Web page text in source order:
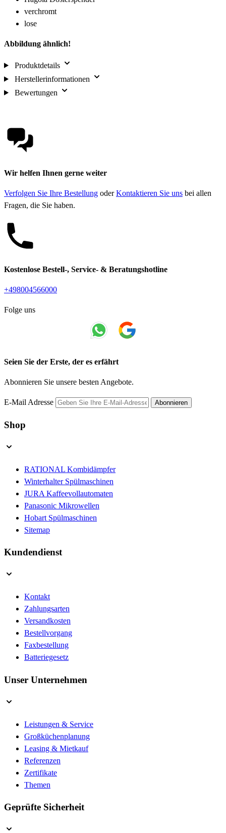
verchromt
lose
Abbildung ähnlich!
Produktdetails
Herstellerinformationen
Bewertungen
Wir helfen Ihnen gerne weiter
Verfolgen Sie Ihre Bestellung oderKontaktieren Sie uns bei allen
Fragen, die Sie haben.
Kostenlose Bestell-, Service- & Beratungshotline
+498004566000
Folge uns
Seien Sie der Erste, der es erfährt
Abonnieren Sie unsere besten Angebote.
E-Mail Adresse Abonnieren
Shop
RATIONAL Kombidämpfer
Winterhalter Spülmaschinen
JURA Kaffeevollautomaten
Panasonic Mikrowellen
Hobart Spülmaschinen
Sitemap
Kundendienst
Kontakt
Zahlungsarten
Versandkosten
Bestellvorgang
Faxbestellung
Batteriegesetz
Unser Unternehmen
Leistungen & Service
Großküchenplanung
Leasing & Mietkauf
Referenzen
Zertifikate
Themen
Geprüfte Sicherheit